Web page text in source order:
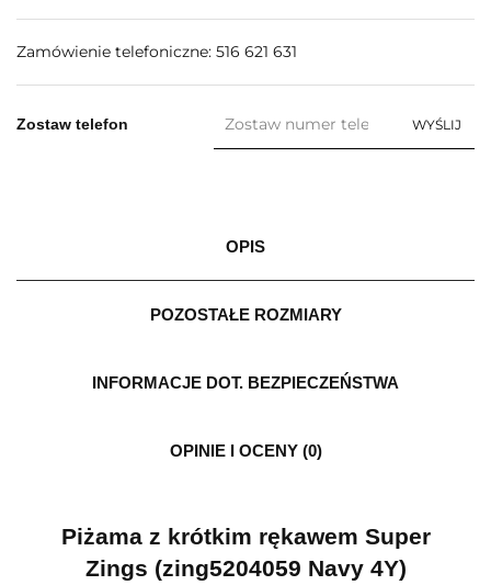
Zamówienie telefoniczne: 516 621 631
Zostaw telefon WYŚLIJ
OPIS
POZOSTAŁE ROZMIARY
INFORMACJE DOT. BEZPIECZEŃSTWA
OPINIE I OCENY (0)
Piżama z krótkim rękawem Super
Zings (zing5204059 Navy 4Y)